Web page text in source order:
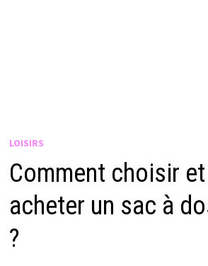
LOISIRS
Comment choisir
acheter un sac à
?